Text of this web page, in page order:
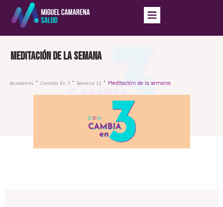
Meditación de la semana
Academia Cambia En 3 Semana 12 Meditación de la semana